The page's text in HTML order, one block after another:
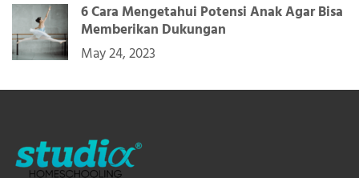
6 Cara Mengetahui Potensi Anak Agar Bisa
Memberikan Dukungan
May 24, 2023